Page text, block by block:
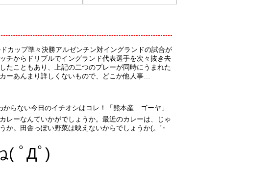
カップ準々決勝アルゼンチン対イングランドの試合が
チからドリブルでイングランド代表選手を次々抜き去
たこともあり、上記の二つのプレーが同時にうまれた
ーあんまり詳しくないもので、どこか他人事…
らない今日のイチオシはコレ！「熊本産 ゴーヤ」
レーなんていかがでしょうか。最近のカレーは、じゃ
。田舎っぽい野菜は映えないからでしょうか(。´･
( ﾟДﾟ)